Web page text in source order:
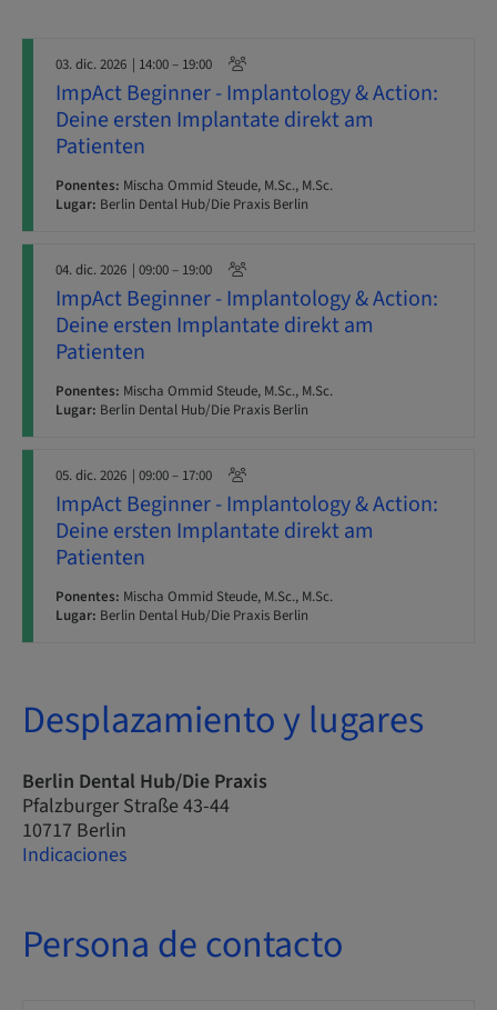
03. dic. 2026 | 14:00 – 19:00
ImpAct Beginner - Implantology & Action:
Deine ersten Implantate direkt am
Patienten
Ponentes: Mischa Ommid Steude, M.Sc., M.Sc.
Lugar: Berlin Dental Hub/Die Praxis Berlin
04. dic. 2026 | 09:00 – 19:00
ImpAct Beginner - Implantology & Action:
Deine ersten Implantate direkt am
Patienten
Ponentes: Mischa Ommid Steude, M.Sc., M.Sc.
Lugar: Berlin Dental Hub/Die Praxis Berlin
05. dic. 2026 | 09:00 – 17:00
ImpAct Beginner - Implantology & Action:
Deine ersten Implantate direkt am
Patienten
Ponentes: Mischa Ommid Steude, M.Sc., M.Sc.
Lugar: Berlin Dental Hub/Die Praxis Berlin
Desplazamiento y lugares
Berlin Dental Hub/Die Praxis
Pfalzburger Straße 43-44
10717 Berlin
Indicaciones
Persona de contacto